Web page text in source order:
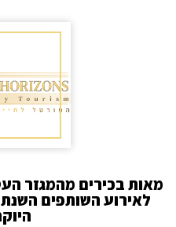
מאות בכירים מהמגזר
לאירוע השותפים